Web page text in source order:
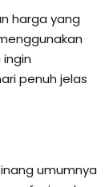
harga yang
penuh jelas
umumnya